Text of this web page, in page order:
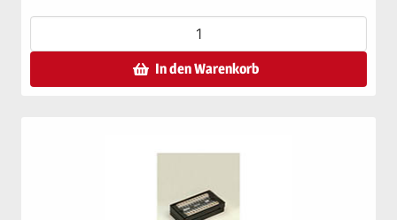
In den Warenkorb